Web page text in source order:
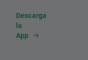
Descarga
la
App